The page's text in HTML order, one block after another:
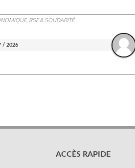
RSE & SOLIDARITÉ
/ 2026
ACCÈS RAPIDE